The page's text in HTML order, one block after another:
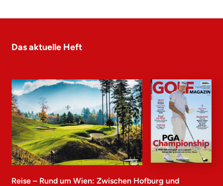
Das aktuelle Heft
Reise – Rund um Wien: Zwischen Hofburg und